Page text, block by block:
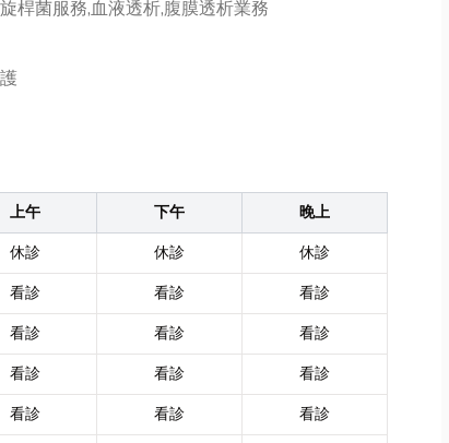
桿菌服務,血液透析,腹膜透析業務
上午 下午
晚上
休診 休診
休診
看診 看診
看診
看診 看診
看診
看診 看診
看診
看診 看診
看診